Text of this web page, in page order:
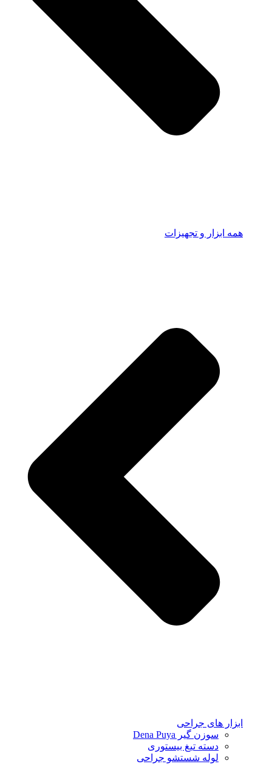
همه ابزار و تجهیزات
ابزار های جراحی
سوزن گیر Dena Puya
دسته تیغ بیستوری
لوله شستشو جراحی